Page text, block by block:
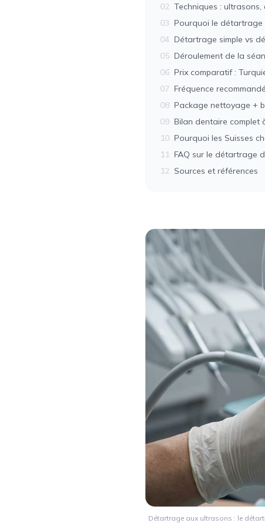
02 Techniques :
03 Pourquoi le détartrage
04 Détartrage simple vs
05 Déroulement de la
06 Prix comparatif :
07 Fréquence
08 Package nettoyage +
09 Bilan dentaire complet
10 Pourquoi les Suisses
11 FAQ sur le détartrage
12 Sources et références
Détartrage aux ultrasons : le